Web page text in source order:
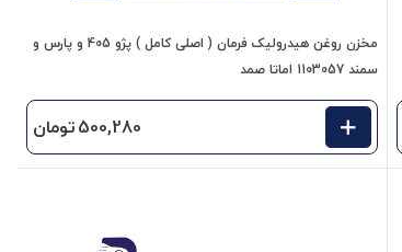
مخزن روغن هیدرولیک فرمان ( اصلی کامل ) پژو 405 و پارس و
سمند 1103057 اماتا صمد
500,280تومان